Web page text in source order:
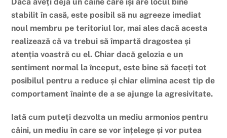
stabilit în casă, este posibil să nu agreeze imediat
noul membru pe teritoriul lor, mai ales dacă acesta
realizează că va trebui să împartă dragostea și
atenția voastră cu el. Chiar dacă gelozia e un
sentiment normal la început, este bine să faceți tot
posibilul pentru a reduce și chiar elimina acest tip de
comportament înainte de a se ajunge la agresivitate.
Iată cum puteți dezvolta un mediu armonios pentru
câini, un mediu în care se vor înțelege și vor putea